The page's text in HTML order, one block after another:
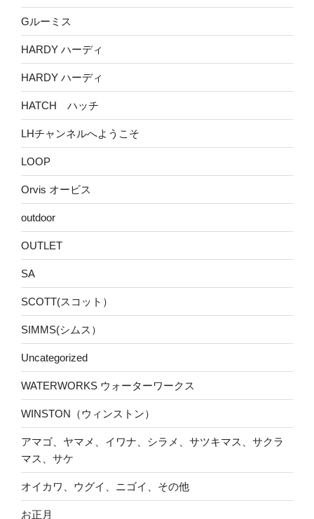
Gルーミス
HARDY ハーディ
HARDY ハーディ
HATCH ハッチ
LHチャンネルへようこそ
LOOP
Orvis オービス
outdoor
OUTLET
SA
SCOTT(スコット）
SIMMS(シムス）
Uncategorized
WATERWORKS ウォーターワークス
WINSTON（ウィンストン）
アマゴ、ヤマメ、イワナ、シラメ、サツキマス、サクラ
マス、サケ
オイカワ、ウグイ、ニゴイ、その他
お正月